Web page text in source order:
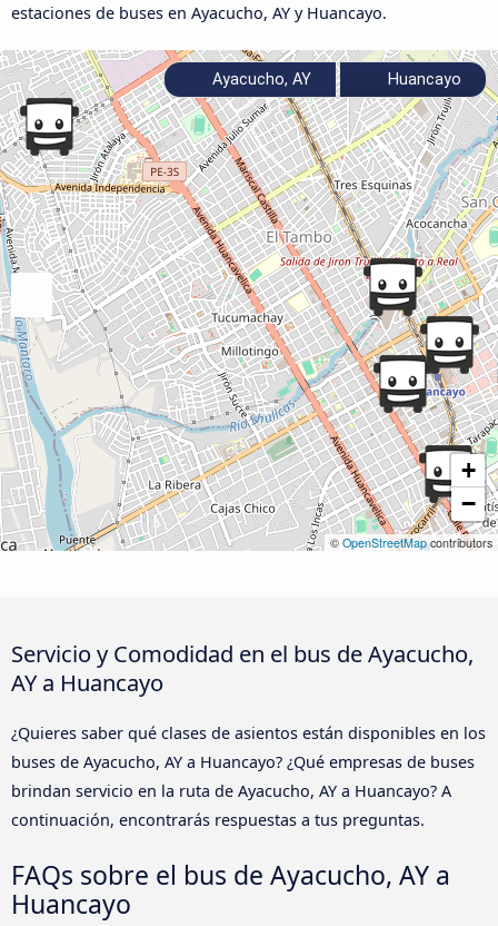
estaciones de buses en Ayacucho, AY y Huancayo.
+
−
© OpenStreetMap contributors
Ayacucho, AY Huancayo
Servicio y Comodidad en el bus de Ayacucho,
AY a Huancayo
¿Quieres saber qué clases de asientos están disponibles en los
buses de Ayacucho, AY a Huancayo? ¿Qué empresas de buses
brindan servicio en la ruta de Ayacucho, AY a Huancayo? A
continuación, encontrarás respuestas a tus preguntas.
FAQs sobre el bus de Ayacucho, AY a
Huancayo